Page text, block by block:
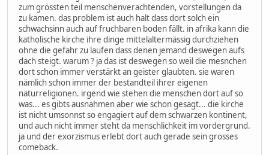
zum grössten teil menschenverachtenden, vorstellungen da
zu kamen. das problem ist auch halt dass dort solch ein
schwachsinn auch auf fruchbaren boden fällt. in afrika kann die
katholische kirche ihre dinge mittelaltermässig durchziehen
ohne die gefahr zu laufen dass denen jemand deswegen aufs
dach steigt. warum ? ja das ist deswegen so weil die mesnchen
dort schon immer verstärkt an geister glaubten. sie waren
nämlich schon immer der bestandteil ihrer eigenen
naturreligionen. irgend wie stehen die menschen dort auf so
was... es gibts ausnahmen aber wie schon gesagt... die kirche
ist nicht umsonnst so engagiert auf dem schwarzen kontinent,
und auch nicht immer steht da menschlichkeit im vordergrund.
ja und der exorzismus erlebt dort auch gerade sein grosses
comeback.